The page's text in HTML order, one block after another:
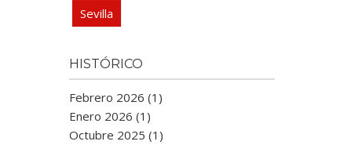
Sevilla
HISTÓRICO
Febrero 2026 (1)
Enero 2026 (1)
Octubre 2025 (1)